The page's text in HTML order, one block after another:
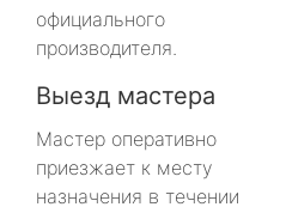
официального
производителя.
Выезд мастера
Мастер оперативно
приезжает к месту
назначения в течении